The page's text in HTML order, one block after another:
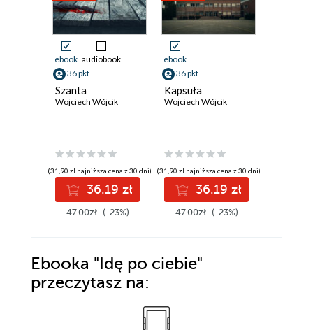
ebook audiobook
36 pkt
Szanta
Wojciech Wójcik
(31,90 zł najniższa cena z 30 dni)
36.19 zł
47.00zł (-23%)
ebook
36 pkt
Kapsuła
Wojciech Wójcik
(31,90 zł najniższa cena z 30 dni)
36.19 zł
47.00zł (-23%)
Ebooka "Idę po ciebie"
przeczytasz na: